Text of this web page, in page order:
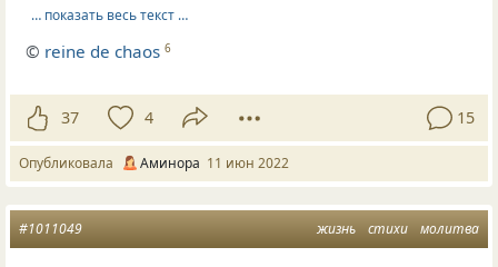
… показать весь текст …
© reine de chaos 6
37 4 15
Опубликовала Аминора 11 июн 2022
жизнь стихи молитва
#1011049